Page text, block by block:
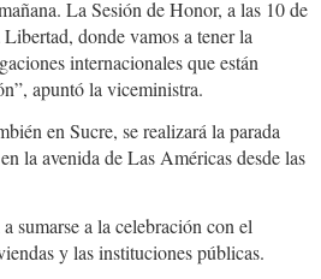
La Sesión de Honor, a las 10 de
donde vamos a tener la
internacionales que están
apuntó la viceministra.
en Sucre, se realizará la parada
la avenida de Las Américas desde las
sumarse a la celebración con el
y las instituciones públicas.